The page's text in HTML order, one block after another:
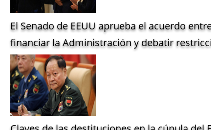
El Senado de EEUU aprueba el acuerdo entre
financiar la Administración y debatir